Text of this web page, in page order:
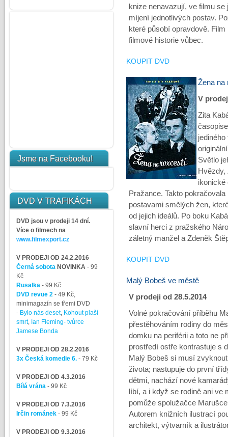
Jsme na Facebooku!
DVD V TRAFIKÁCH
DVD jsou v prodeji 14 dní.
Více o filmech na
www.filmexport.cz
V PRODEJI OD 24.2.2016
Černá sobotaNOVINKA - 99
Kč
Rusalka- 99 Kč
DVD revue 2- 49 Kč,
minimagazín se třemi DVD
- Bylo nás deset, Kohout plaší
smrt, Ian Fleming- tvůrce
Jamese Bonda
V PRODEJI OD 28.2.2016
3x Česká komedie 6. - 79 Kč
V PRODEJI OD 4.3.2016
Bílá vrána- 99 Kč
V PRODEJI OD 7.3.2016
Irčin románek - 99 Kč
V PRODEJI OD 9.3.2016
knize nenavazují, ve filmu
míjení jednotlivých postav.
které působí opravdově.
filmové historie vůbec.
KOUPIT DVD
Žena na
V
Zita
Světlo
ikonické
Pražance. Takto
postavami smělých žen,
od jejich ideálů. Po boku
slavní herci z pražského
záletný manžel a Zdeněk
KOUPIT DVD
Malý Bobeš ve městě
V prodeji od 28.5.2014
Volné pokračování příběhu
přestěhováním rodiny do
domku na periférii a toto ne
prostředí ostře kontrastuje s
Malý Bobeš si musí
života; nastupuje do první
dětmi, nachází nové
líbí, a i když se rodině ani ve
pomůže spolužačce
Autorem knižních ilustrací
architekt, výtvarník a